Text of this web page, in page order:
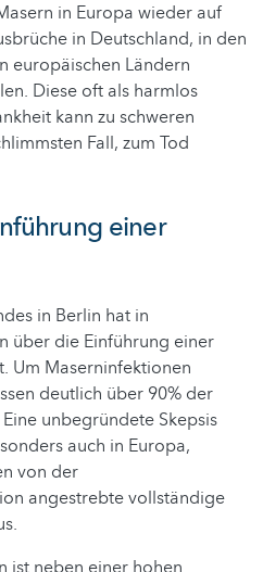
in Europa wieder auf
in Deutschland, in den
europäischen Ländern
Diese oft als harmlos
kann zu schweren
Fall, zum Tod
einer
in Berlin hat in
über die Einführung einer
Um Maserninfektionen
deutlich über 90% der
unbegründete Skepsis
auch in Europa,
von der
angestrebte vollständige